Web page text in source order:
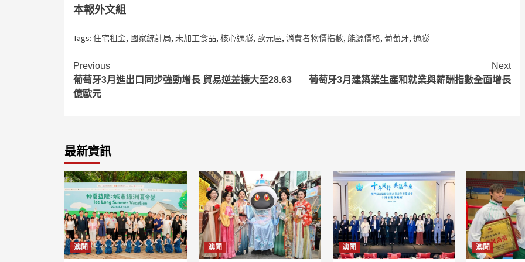
本報外文組
Tags: 住宅租金, 國家統計局, 未加工食品, 核心通膨, 歐元區, 消費者物價指數, 能源價格, 葡萄牙, 通膨
Continue
Reading
Previous
葡萄牙3月進出口同步強勁增長 貿易逆差擴大至28.63
億歐元
Next
葡萄牙3月建築業生產和就業與薪酬指數全面增長
最新資訊
澳聞 澳聞 澳聞 澳聞